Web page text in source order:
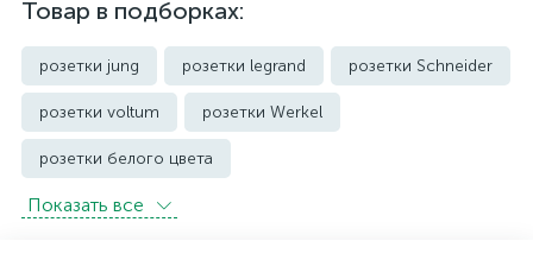
Товар в подборках:
розетки jung розетки legrand розетки Schneider
розетки voltum розетки Werkel
розетки белого цвета
розетки с защитой от влаги IP44 и выше
Показать всe